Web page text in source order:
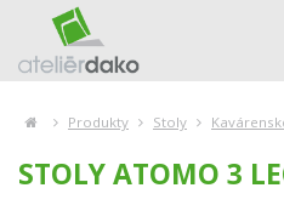
Produkty Stoly
STOLY ATOMO 3